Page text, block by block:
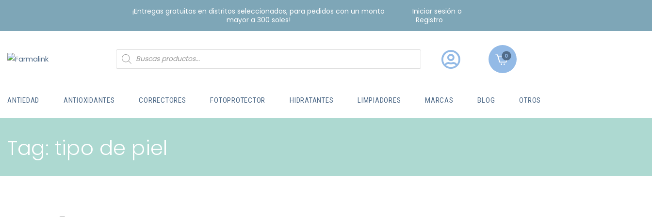
¡Entregas gratuitas en distritos seleccionados, para pedidos con un monto
mayor a 300 soles!
Iniciar sesión o
Registro
0
ANTIEDAD ANTIOXIDANTES CORRECTORES FOTOPROTECTOR HIDRATANTES LIMPIADORES MARCAS BLOG OTROS
Tag: tipo de piel